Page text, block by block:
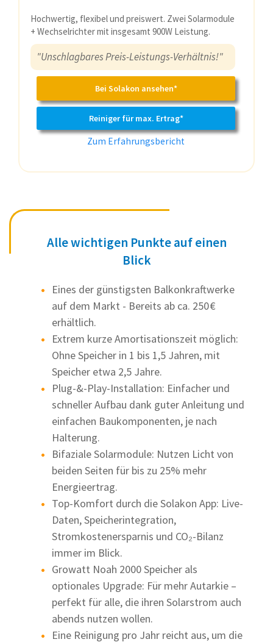
Hochwertig, flexibel und preiswert. Zwei Solarmodule
+ Wechselrichter mit insgesamt 900W Leistung.
"Unschlagbares Preis-Leistungs-Verhältnis!"
Bei Solakon ansehen*
Reiniger für max. Ertrag*
Zum Erfahrungsbericht
Alle wichtigen Punkte auf einen
Blick
Eines der günstigsten Balkonkraftwerke
auf dem Markt - Bereits ab ca. 250 €
erhältlich.
Extrem kurze Amortisationszeit möglich:
Ohne Speicher in 1 bis 1,5 Jahren, mit
Speicher etwa 2,5 Jahre.
Plug-&-Play-Installation: Einfacher und
schneller Aufbau dank guter Anleitung und
einfachen Baukomponenten, je nach
Halterung.
Bifaziale Solarmodule: Nutzen Licht von
beiden Seiten für bis zu 25% mehr
Energieertrag.
Top-Komfort durch die Solakon App: Live-
Daten, Speicherintegration,
Stromkostenersparnis und CO₂-Bilanz
immer im Blick.
Growatt Noah 2000 Speicher als
optionales Upgrade: Für mehr Autarkie –
perfekt für alle, die ihren Solarstrom auch
abends nutzen wollen.
Eine Reinigung pro Jahr reicht aus, um die